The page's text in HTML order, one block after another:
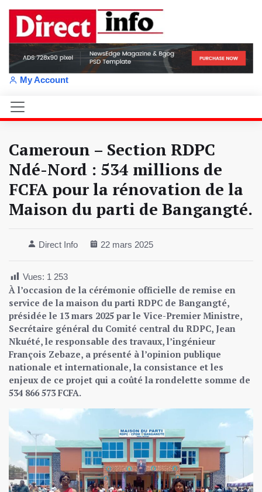
My Account
Cameroun – Section RDPC
Ndé-Nord : 534 millions de
FCFA pour la rénovation de la
Maison du parti de Bangangté.
Direct Info 22 mars 2025
Vues: 1 253
À l’occasion de la cérémonie officielle de remise en
service de la maison du parti RDPC de Bangangté,
présidée le 13 mars 2025 par le Vice-Premier Ministre,
Secrétaire général du Comité central du RDPC, Jean
Nkuété, le responsable des travaux, l’ingénieur
François Zebaze, a présenté à l’opinion publique
nationale et internationale, la consistance et les
enjeux de ce projet qui a coûté la rondelette somme de
534 866 573 FCFA.